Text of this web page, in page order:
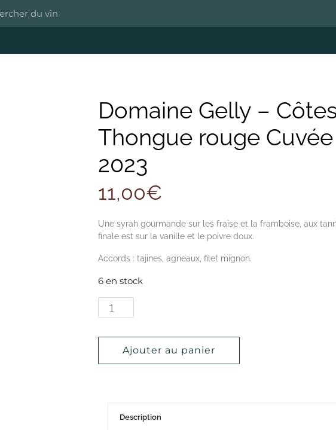
Domaine Gelly –
Thongue rouge Cuvée
2023
11,00€
Une syrah gourmande sur les fraise et la framboise, aux
finale est sur la vanille et le poivre doux.
Accords : tajines, agneaux, filet mignon.
6 en stock
Ajouter au panier
Description